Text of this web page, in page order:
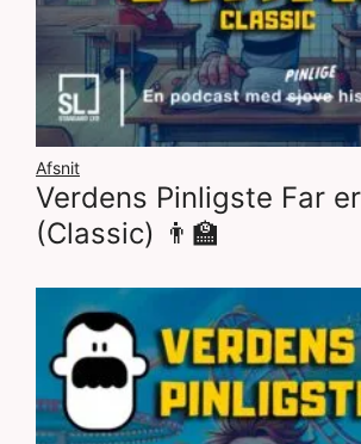
Afsnit
Verdens Pinligste Far
(Classic) 👨‍🏫